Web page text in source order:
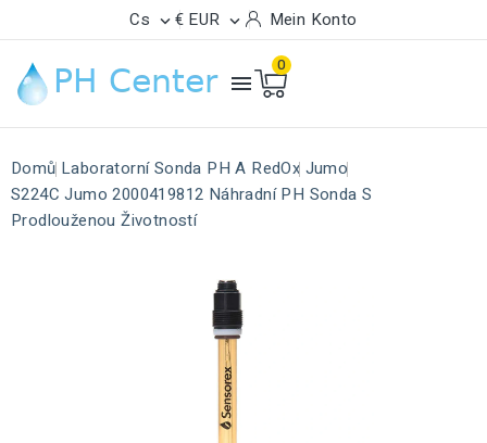
Cs  € EUR  Mein Konto

0
Domů Laboratorní Sonda PH A RedOx Jumo
S224C Jumo 2000419812 Náhradní PH Sonda S
Prodlouženou Životností